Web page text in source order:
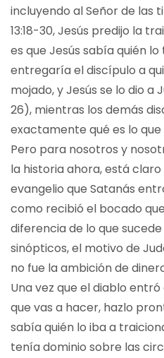
incluyendo al Señor de las
13:18-30, Jesús predijo la
es que Jesús sabía quién
entregaría el discípulo a
mojado, y Jesús se lo dio a
26), mientras los demás
exactamente qué es lo
Pero para nosotros y
la historia ahora, está
evangelio que Satanás
como recibió el bocado
diferencia de lo que
sinópticos, el motivo de
no fue la ambición de
Una vez que el diablo entró
que vas a hacer, hazlo
sabía quién lo iba a
tenía dominio sobre las